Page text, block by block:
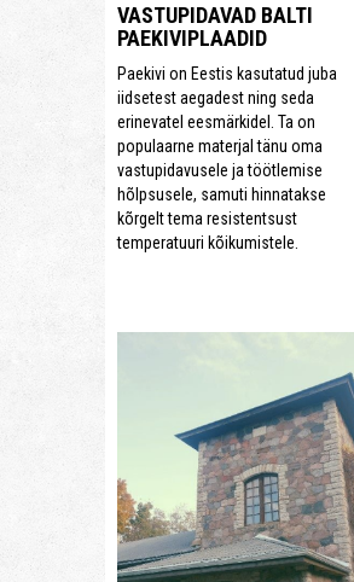
VASTUPIDAVAD BALTI
PAEKIVIPLAADID
Paekivi on Eestis kasutatud juba
iidsetest aegadest ning seda
erinevatel eesmärkidel. Ta on
populaarne materjal tänu oma
vastupidavusele ja töötlemise
hõlpsusele, samuti hinnatakse
kõrgelt tema resistentsust
temperatuuri kõikumistele.